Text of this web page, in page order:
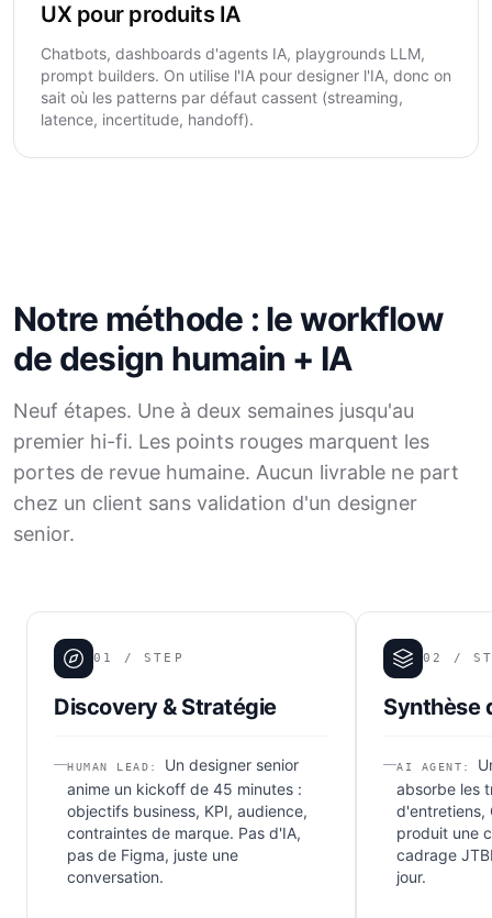
UX pour produits IA
Chatbots, dashboards d'agents IA, playgrounds LLM,
prompt builders. On utilise l'IA pour designer l'IA, donc on
sait où les patterns par défaut cassent (streaming,
latence, incertitude, handoff).
Notre méthode : le workflow
de design humain + IA
Neuf étapes. Une à deux semaines jusqu'au
premier hi-fi. Les points rouges marquent les
portes de revue humaine. Aucun livrable ne part
chez un client sans validation d'un designer
senior.
01 / STEP
Discovery & Stratégie
HUMAN LEAD :
Un designer senior
anime un kickoff de 45 minutes :
objectifs business, KPI, audience,
contraintes de marque. Pas d'IA,
pas de Figma, juste une
conversation.
02 /
Synthèse
AI AGENT :
absorbe les
d'entretiens,
produit une
cadrage
jour.